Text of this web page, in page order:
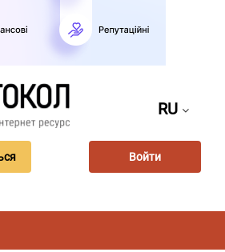
RU
Войти